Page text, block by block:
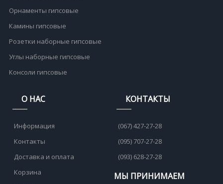
Орнаменты гипсовые
Камины гипсовые
Розетки наборные гипсовые
Углы наборные гипсовые
Консоли гипсовые
О НАС
Информация
Контакты
Доставка и оплата
Корзина
КОНТАКТЫ
(067) 427-27-28
(095) 707-27-28
(093) 628-27-28
МЫ ПРИНИМАЕМ